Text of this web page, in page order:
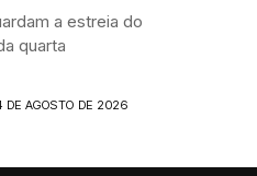
a estreia do
quarta
DE AGOSTO DE 2026